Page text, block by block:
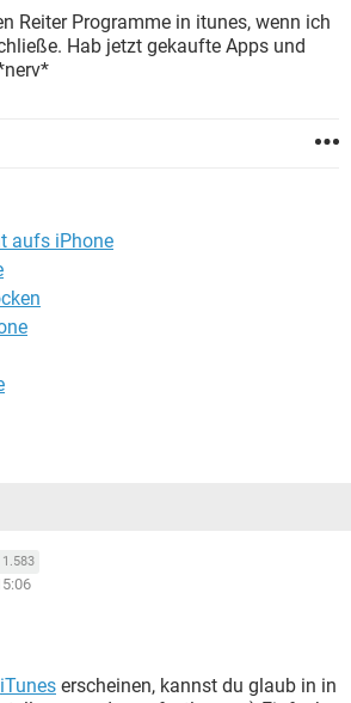
HARDWARE
INSTAGRAM
STREAMING
IOS
Reiter Programme in itunes, wenn ich
Hab jetzt gekaufte Apps und
aufs iPhone
1.583
iTunes erscheinen, kannst du glaub in in